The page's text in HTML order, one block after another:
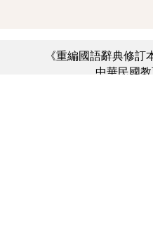
《重編國語辭典修訂
中華民國